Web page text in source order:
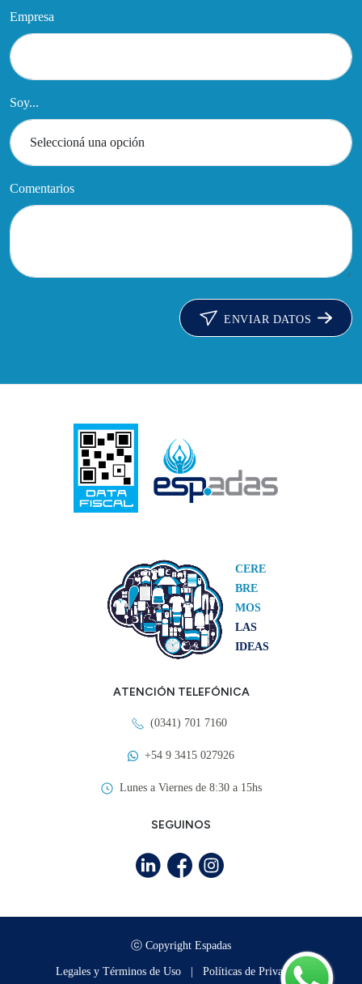
Empresa
Soy...
Comentarios
ENVIAR DATOS
CERE
BRE
MOS
LAS
IDEAS
ATENCIÓN TELEFÓNICA
(0341) 701 7160
+54 9 3415 027926
Lunes a Viernes de 8:30 a 15hs
SEGUINOS
ⓒ Copyright Espadas
Legales y Términos de Uso Políticas de Privacidad